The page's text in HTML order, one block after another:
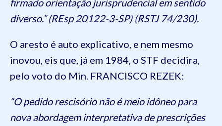
diverso.” (REsp 20122-3-SP) (RSTJ 74/230).
O aresto é auto explicativo, e nem mesmo
inovou, eis que, já em 1984, o STF decidira,
pelo voto do Min. FRANCISCO REZEK:
“O pedido rescisório não é meio idôneo para
nova abordagem interpretativa de prescrições